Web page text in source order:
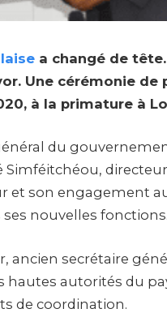
a changé de
Une cérémonie de
à la primature à
du
son engagement
nouvelles fonctions.
ancien secrétaire
hautes autorités du
de coordination.